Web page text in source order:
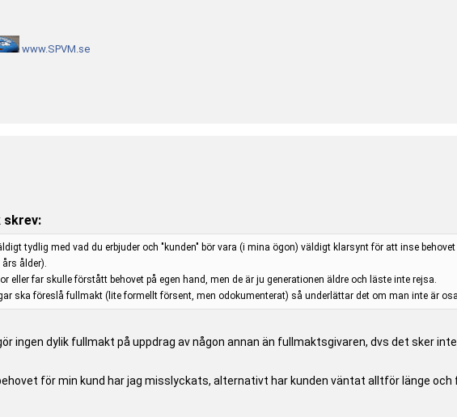
www.SPVM.se
skrev:
tydlig med vad du erbjuder och "kunden" bör vara (i mina ögon) väldigt klarsynt för att inse
års ålder).
eller far skulle förstått behovet på egen hand, men de är ju generationen äldre och läste inte rejsa.
ska föreslå fullmakt (lite formellt försent, men odokumenterat) så underlättar det om man inte är
ingen dylik fullmakt på uppdrag av någon annan än fullmaktsgivaren, dvs det sker
för min kund har jag misslyckats, alternativt har kunden väntat alltför länge